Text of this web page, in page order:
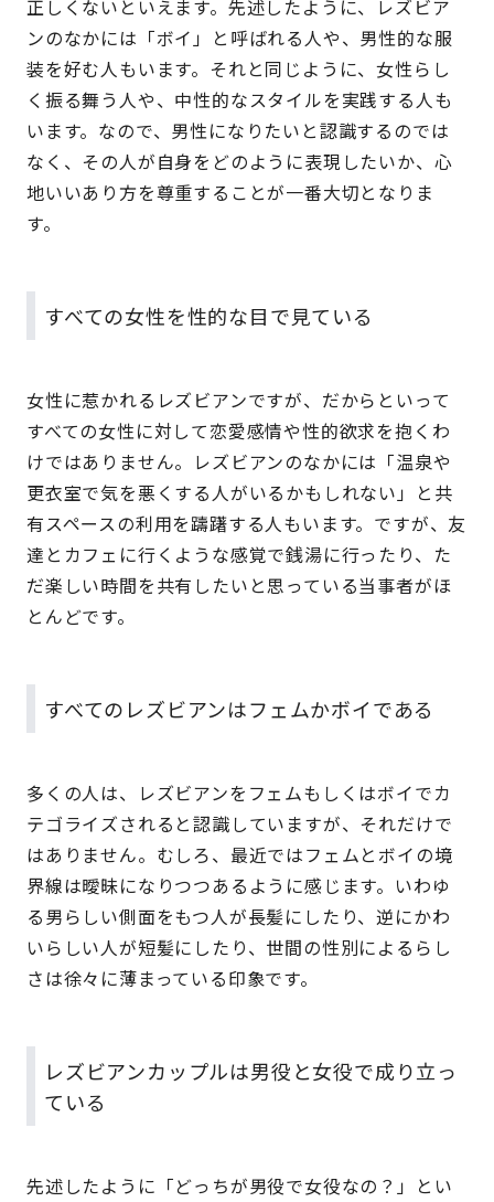
正しくないといえます。先述したように、レズビア
ンのなかには「ボイ」と呼ばれる人や、男性的な服
装を好む人もいます。それと同じように、女性らし
く振る舞う人や、中性的なスタイルを実践する人も
います。なので、男性になりたいと認識するのでは
なく、その人が自身をどのように表現したいか、心
地いいあり方を尊重することが一番大切となりま
す。
すべての女性を性的な目で見ている
女性に惹かれるレズビアンですが、だからといって
すべての女性に対して恋愛感情や性的欲求を抱くわ
けではありません。レズビアンのなかには「温泉や
更衣室で気を悪くする人がいるかもしれない」と共
有スペースの利用を躊躇する人もいます。ですが、友
達とカフェに行くような感覚で銭湯に行ったり、た
だ楽しい時間を共有したいと思っている当事者がほ
とんどです。
すべてのレズビアンはフェムかボイである
多くの人は、レズビアンをフェムもしくはボイでカ
テゴライズされると認識していますが、それだけで
はありません。むしろ、最近ではフェムとボイの境
界線は曖昧になりつつあるように感じます。いわゆ
る男らしい側面をもつ人が長髪にしたり、逆にかわ
いらしい人が短髪にしたり、世間の性別によるらし
さは徐々に薄まっている印象です。
レズビアンカップルは男役と女役で成り立っ
ている
先述したように「どっちが男役で女役なの？」とい